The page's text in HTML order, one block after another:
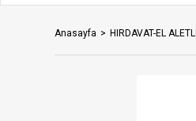
Anasayfa HIRDAVAT-EL